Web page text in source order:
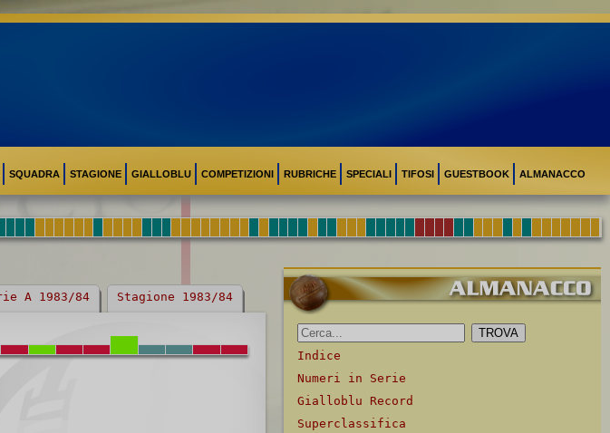
SQUADRA STAGIONE GIALLOBLU COMPETIZIONI RUBRICHE SPECIALI TIFOSI GUESTBOOK ALMANACCO
A 1983/84 Stagione 1983/84
Indice
Numeri in Serie
Gialloblu Record
Superclassifica